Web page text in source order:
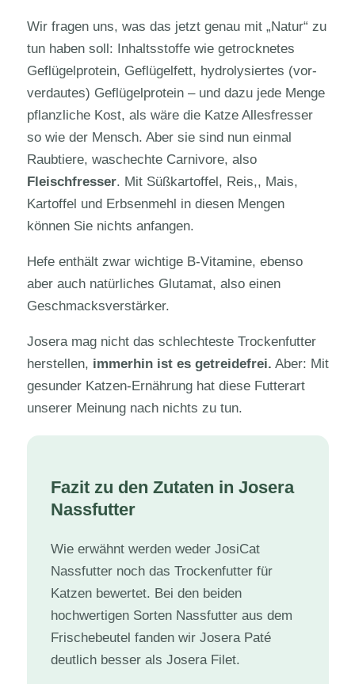
Wir fragen uns, was das jetzt genau mit „Natur“ zu
tun haben soll: Inhaltsstoffe wie getrocknetes
Geflügelprotein, Geflügelfett, hydrolysiertes (vor-
verdautes) Geflügelprotein – und dazu jede Menge
pflanzliche Kost, als wäre die Katze Allesfresser
so wie der Mensch. Aber sie sind nun einmal
Raubtiere, waschechte Carnivore, also
Fleischfresser. Mit Süßkartoffel, Reis,, Mais,
Kartoffel und Erbsenmehl in diesen Mengen
können Sie nichts anfangen.
Hefe enthält zwar wichtige B-Vitamine, ebenso
aber auch natürliches Glutamat, also einen
Geschmacksverstärker.
Josera mag nicht das schlechteste Trockenfutter
herstellen, immerhin ist es getreidefrei. Aber: Mit
gesunder Katzen-Ernährung hat diese Futterart
unserer Meinung nach nichts zu tun.
Fazit zu den Zutaten in Josera
Nassfutter
Wie erwähnt werden weder JosiCat
Nassfutter noch das Trockenfutter für
Katzen bewertet. Bei den beiden
hochwertigen Sorten Nassfutter aus dem
Frischebeutel fanden wir Josera Paté
deutlich besser als Josera Filet.